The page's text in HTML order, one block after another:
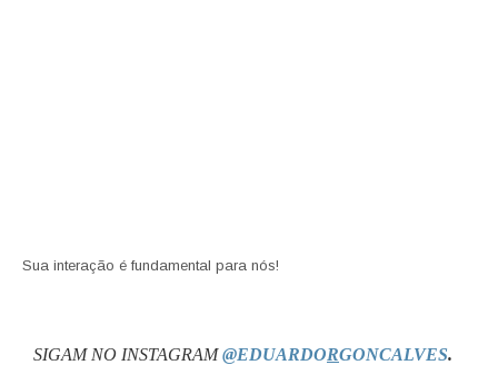
Sua interação é fundamental para nós!
SIGAM NO INSTAGRAM@EDUARDORGONCALVES.